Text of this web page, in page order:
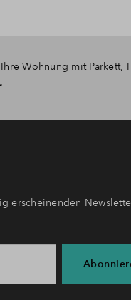
Wohnung mit Parkett,
erscheinenden